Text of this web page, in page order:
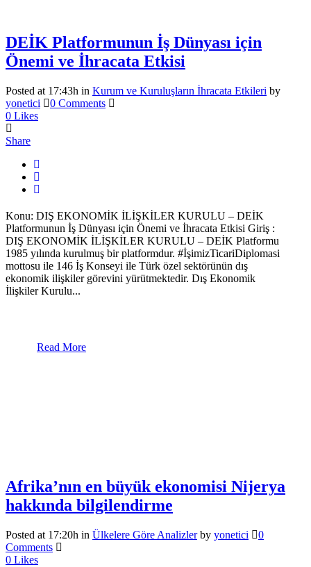
DEİK Platformunun İş Dünyası için
Önemi ve İhracata Etkisi
Posted at 17:43h in Kurum ve Kuruluşların İhracata Etkileri by
yonetici
0 Comments
0 Likes
Share
Konu: DIŞ EKONOMİK İLİŞKİLER KURULU – DEİK
Platformunun İş Dünyası için Önemi ve İhracata Etkisi Giriş :
DIŞ EKONOMİK İLİŞKİLER KURULU – DEİK Platformu
1985 yılında kurulmuş bir platformdur. #İşimizTicariDiplomasi
mottosu ile 146 İş Konseyi ile Türk özel sektörünün dış
ekonomik ilişkiler görevini yürütmektedir. Dış Ekonomik
İlişkiler Kurulu...
Read More
Afrika’nın en büyük ekonomisi Nijerya
hakkında bilgilendirme
Posted at 17:20h in Ülkelere Göre Analizler by yonetici
0
Comments
0 Likes